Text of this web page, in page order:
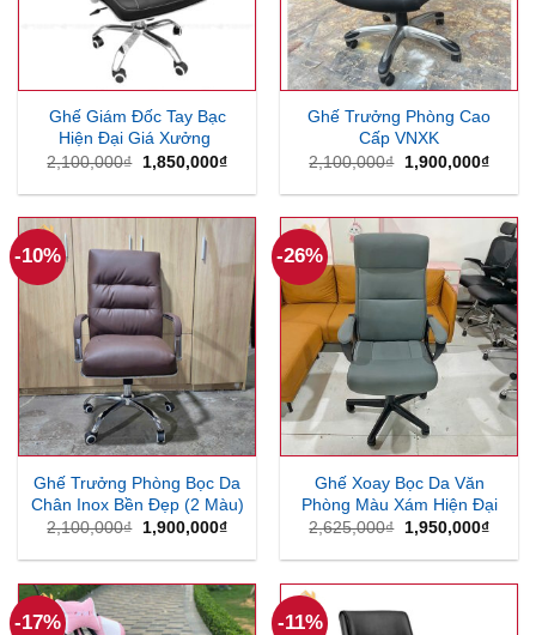
Ghế Giám Đốc Tay Bạc
Hiện Đại Giá Xưởng
2,100,000₫
Giá
là:
1,850,000₫Giá
tại
1,850,000₫.
Ghế Trưởng Phòng Cao
Cấp VNXK
2,100,000₫
Giá
là:
1,900,000₫Giá
tại
-10%
Ghế Trưởng Phòng Bọc Da
Chân Inox Bền Đẹp (2 Màu)
2,100,000₫
Giá
là:
1,900,000₫Giá
tại
1,900,000₫.
-26%
Ghế Xoay Bọc Da Văn
Phòng Màu Xám Hiện Đại
2,625,000₫
Giá
là:
1,950,000₫Giá
tại
-17% -11%